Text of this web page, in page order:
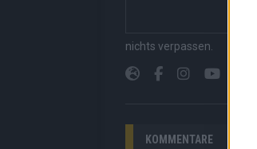
nichts verpassen.
KOMMENTARE